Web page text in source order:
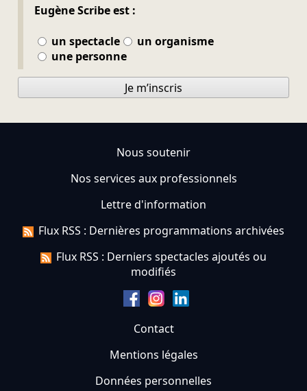
Eugène Scribe est :
un spectacle
un organisme
une personne
Je m’inscris
Nous soutenir
Nos services aux professionnels
Lettre d'information
Flux RSS : Dernières programmations archivées
Flux RSS : Derniers spectacles ajoutés ou
modifiés
Contact
Mentions légales
Données personnelles